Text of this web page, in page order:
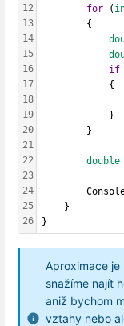
12
13
14
15
16
17
18
19
20
21
22
23
24
25
26
for (
        {
if
            {
            }
        }
double
    }
}
Aproximace
snažíme najít
aniž bychom
vztahy nebo